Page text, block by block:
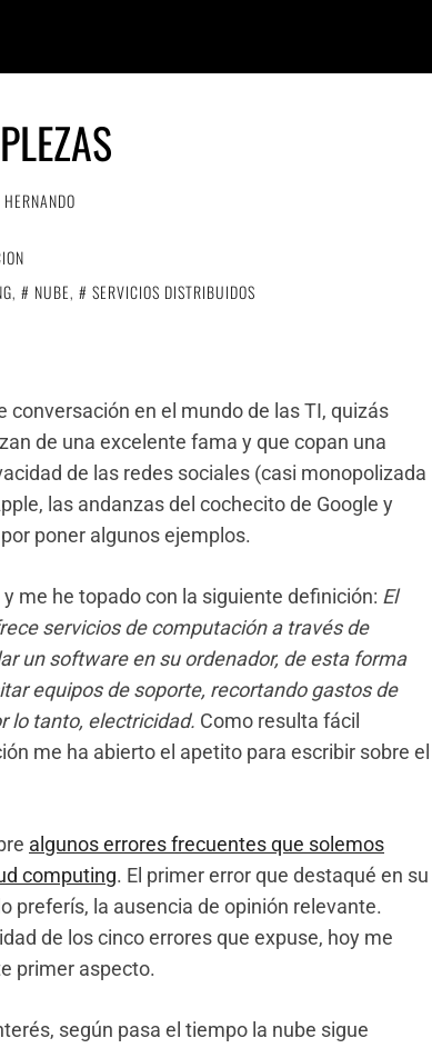
, NUBE, SERVICIOS DISTRIBUIDOS
en el mundo de las TI, quizás
de una excelente fama y que copan una
de las redes sociales (casi monopolizada
las andanzas del cochecito de Google y
poner algunos ejemplos.
me he topado con la siguiente definición: El
servicios de computación a través de
un software en su ordenador, de esta forma
equipos de soporte, recortando gastos de
lo tanto, electricidad. Como resulta fácil
me ha abierto el apetito para escribir sobre el
algunos errores frecuentes que solemos
computing. El primer error que destaqué en su
preferís, la ausencia de opinión relevante.
de los cinco errores que expuse, hoy me
primer aspecto.
según pasa el tiempo la nube sigue